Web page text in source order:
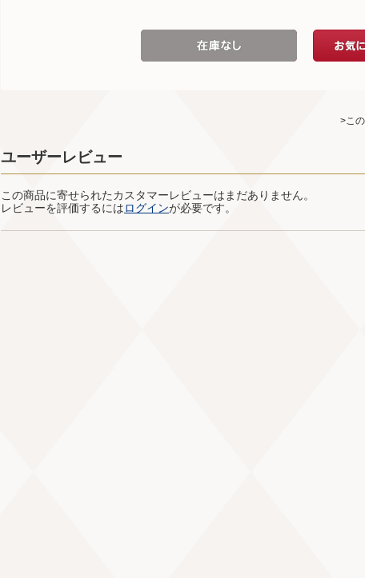
>こ
ユーザーレビュー
この商品に寄せられたカスタマーレビューはまだありません。
レビューを評価するにはログインが必要です。